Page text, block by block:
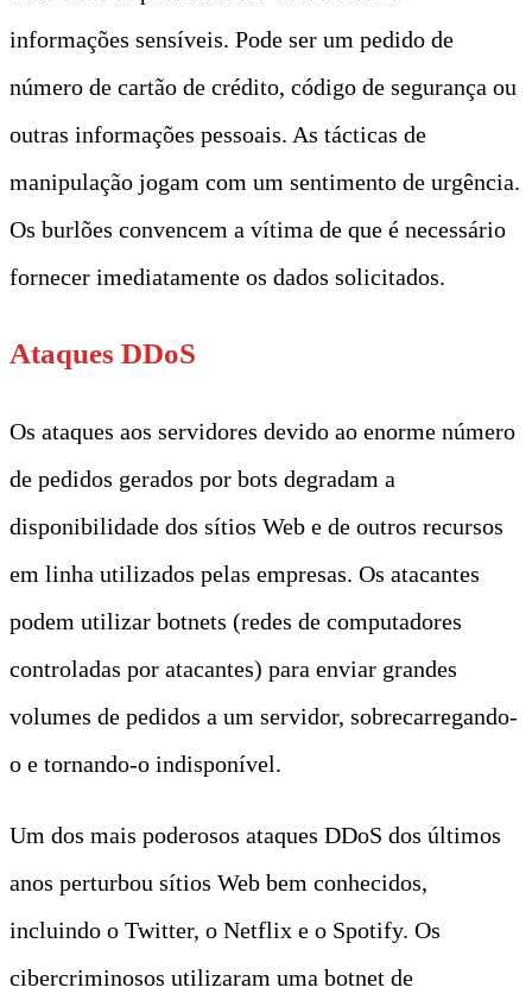
informações sensíveis. Pode ser um pedido de
número de cartão de crédito, código de segurança ou
outras informações pessoais. As tácticas de
manipulação jogam com um sentimento de urgência.
Os burlões convencem a vítima de que é necessário
fornecer imediatamente os dados solicitados.
Ataques DDoS
Os ataques aos servidores devido ao enorme número
de pedidos gerados por bots degradam a
disponibilidade dos sítios Web e de outros recursos
em linha utilizados pelas empresas. Os atacantes
podem utilizar botnets (redes de computadores
controladas por atacantes) para enviar grandes
volumes de pedidos a um servidor, sobrecarregando-
o e tornando-o indisponível.
Um dos mais poderosos ataques DDoS dos últimos
anos perturbou sítios Web bem conhecidos,
incluindo o Twitter, o Netflix e o Spotify. Os
cibercriminosos utilizaram uma botnet de